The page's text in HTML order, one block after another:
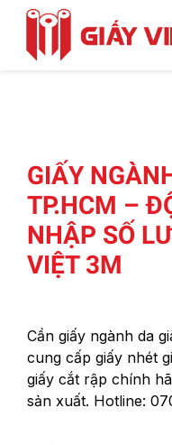
GIẤY
TP.HCM –
NHẬP SỐ
VIỆT 3M
Cần giấy ngành da
cung cấp giấy nhét
giấy cắt rập chính
sản xuất. Hotline: